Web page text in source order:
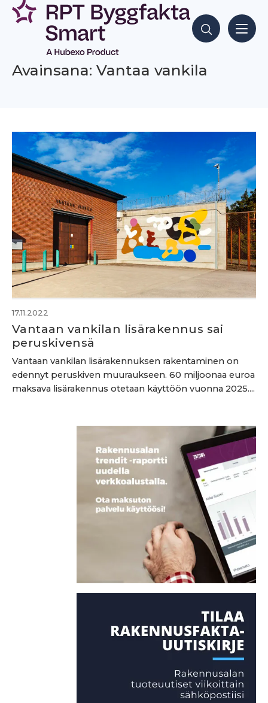
Siirry
sisältöön
Hae sisältöjä
Avainsana: Vantaa vankila
17.11.2022
Vantaan vankilan lisärakennus sai
peruskivensä
Vantaan vankilan lisärakennuksen rakentaminen on
edennyt peruskiven muuraukseen. 60 miljoonaa euroa
maksava lisärakennus otetaan käyttöön vuonna 2025....